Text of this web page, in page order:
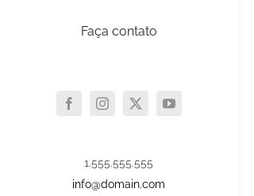
Faça contato
1.555.555.555
info@domain.com